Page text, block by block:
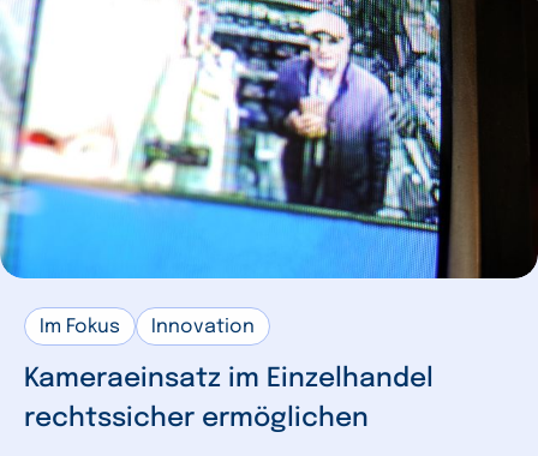
Im Fokus Innovation
Kameraeinsatz im Einzelhandel
rechtssicher ermöglichen